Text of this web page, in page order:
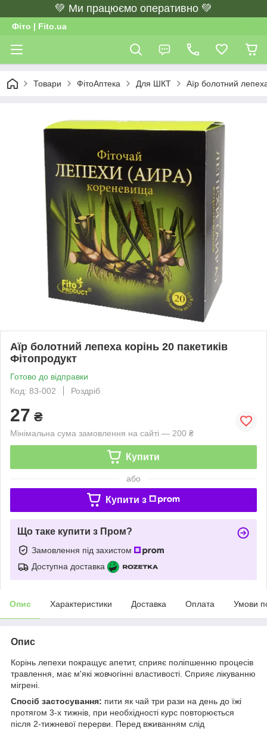
💚 Ми працюємо оперативно 💚
Фіто | Fito.ua
Товари ФітоАптека Для ШКТ Аїр болотний
Аїр болотний лепеха корінь 20 пакетиків
Фітопродукт
Готово до відправки
Код: 83-002
Роздріб
27 ₴
Мінімальна сума замовлення на сайті — 200 ₴
Купити
або
Купити з
Що таке купити з Пром?
Замовлення під захистом
Доступна доставка
Опис Характеристики Доставка Оплата Умови
Опис
Корінь лепехи покращує апетит, сприяє поліпшенню процесів
травлення, має м'які жовчогінні властивості. Сприяє лікуванню
мігрені.
Спосіб застосування: пити як чай три рази на день до їжі
протягом 3-х тижнів, при необхідності курс повторюється
після 2-тижневої перерви. Перед вживанням слід